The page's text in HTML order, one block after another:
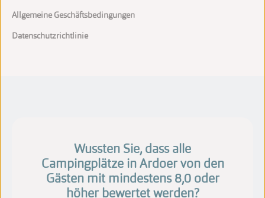
Allgemeine Geschäftsbedingungen
Datenschutzrichtlinie
Wussten Sie, dass alle
Campingplätze in Ardoer von den
Gästen mit mindestens 8,0 oder
höher bewertet werden?